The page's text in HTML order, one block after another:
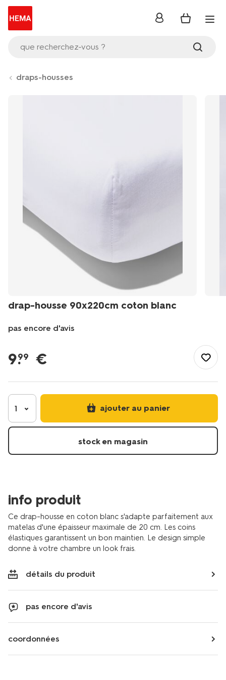
que recherchez-vous ?
se
draps-housses
drap-housse 90x220cm coton blanc
pas encore d'avis
fr/literie/linge-
de-
housses/drap-
housse-
90x220cm-
blanc-
9.
99 €
1 ajouter au panier
stock en magasin
info produit
Ce drap-housse en coton blanc s'adapte parfaitement aux
matelas d'une épaisseur maximale de 20 cm. Les coins
élastiques garantissent un bon maintien. Le design simple
donne à votre chambre un look frais.
détails du produit
pas encore d'avis
coordonnées